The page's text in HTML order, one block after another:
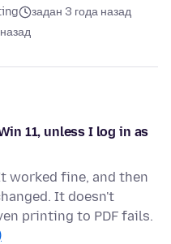
задан 3 года назад
11, unless I log in as
worked fine, and then
It doesn't
printing to PDF fails.